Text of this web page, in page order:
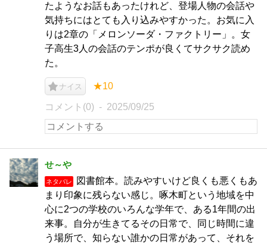
たようなお話もあったけれど、登場人物の会話や
気持ちにはとても入り込みやすかった。お気に入
りは2章の「メロンソーダ・ファクトリー」。女
子高生3人の会話のテンポが良くてサクサク読め
た。
ナイス ★10
コメント(0) 2025/09/25
せ～や
ネタバレ
図書館本。読みやすいけど良くも悪くもあ
まり印象に残らない感じ。啄木町という地域を中
心に2つの学校のいろんな学年で、ある1年間の出
来事。自分が生きてるその日常で、同じ時間に違
う場所で、知らない誰かの日常があって、それを